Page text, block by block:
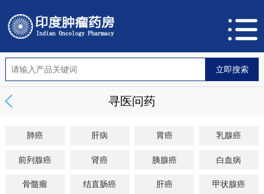
寻医问药
肺癌 肝病 胃癌 乳腺癌
前列腺癌 肾癌 胰腺癌 白血病
骨髓瘤 结直肠癌 肝癌 甲状腺癌